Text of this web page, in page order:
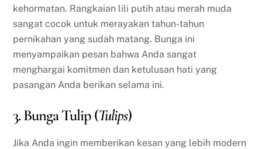
kehormatan. Rangkaian lili putih atau merah muda
sangat cocok untuk merayakan tahun-tahun
pernikahan yang sudah matang. Bunga ini
menyampaikan pesan bahwa Anda sangat
menghargai komitmen dan ketulusan hati yang
pasangan Anda berikan selama ini.
3. Bunga Tulip (Tulips)
Jika Anda ingin memberikan kesan yang lebih modern